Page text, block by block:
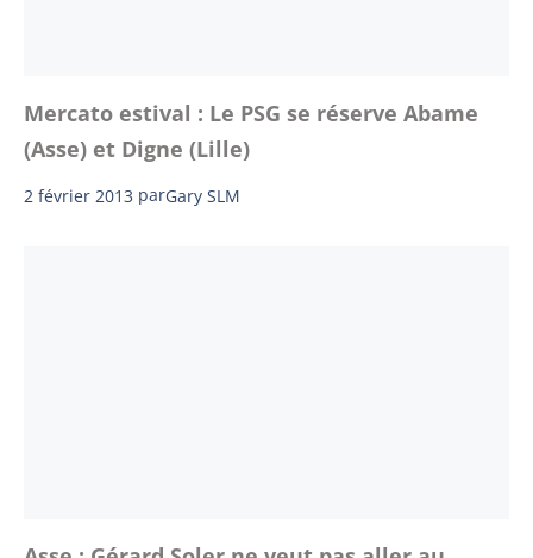
Mercato estival : Le PSG se réserve Abame
(Asse) et Digne (Lille)
2 février 2013 parGary SLM